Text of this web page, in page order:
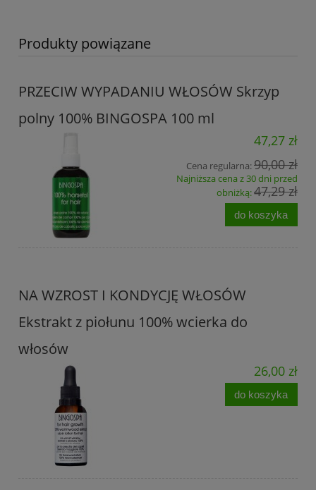
Produkty powiązane
PRZECIW WYPADANIU WŁOSÓW Skrzyp
polny 100% BINGOSPA 100 ml
47,27 zł
Cena regularna:90,00 zł
Najniższa cena z 30 dni przed
obniżką:47,29 zł
do koszyka
NA WZROST I KONDYCJĘ WŁOSÓW
Ekstrakt z piołunu 100% wcierka do
włosów
26,00 zł
do koszyka